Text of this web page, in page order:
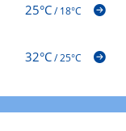
25°C/18°C
32°C/25°C